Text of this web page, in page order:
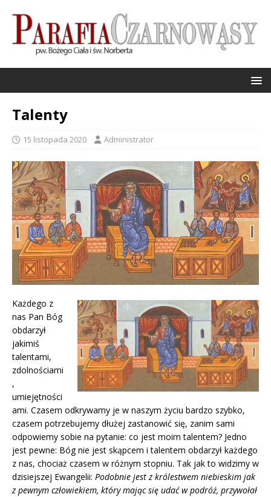
Talenty
15 listopada 2020 Administrator
Każdego z
nas Pan Bóg
obdarzył
jakimiś
talentami,
zdolnościami
,
umiejętności
ami. Czasem odkrywamy je w naszym życiu bardzo szybko,
czasem potrzebujemy dłużej zastanowić się, zanim sami
odpowiemy sobie na pytanie: co jest moim talentem? Jedno
jest pewne: Bóg nie jest skąpcem i talentem obdarzył każdego
z nas, chociaż czasem w różnym stopniu. Tak jak to widzimy w
dzisiejszej Ewangelii: Podobnie jest z królestwem niebieskim jak
z pewnym człowiekiem, który mając się udać w podróż, przywołał